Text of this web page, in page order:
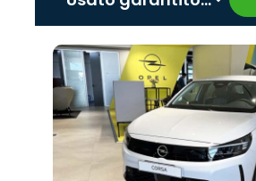
Promo
Jeep
Promo
Seat
Promo
Cupra
Promo
Fiat
Promo
Land
Rover
Promo
Mazda
Promo
Opel
Promo
Abarth
Promo
Hyundai
Promo
Jaecoo
Promo
Alfa
Romeo
Promo
Citroën
Promo
Omoda
Promo
Lancia
Promo
Peugeot
‹